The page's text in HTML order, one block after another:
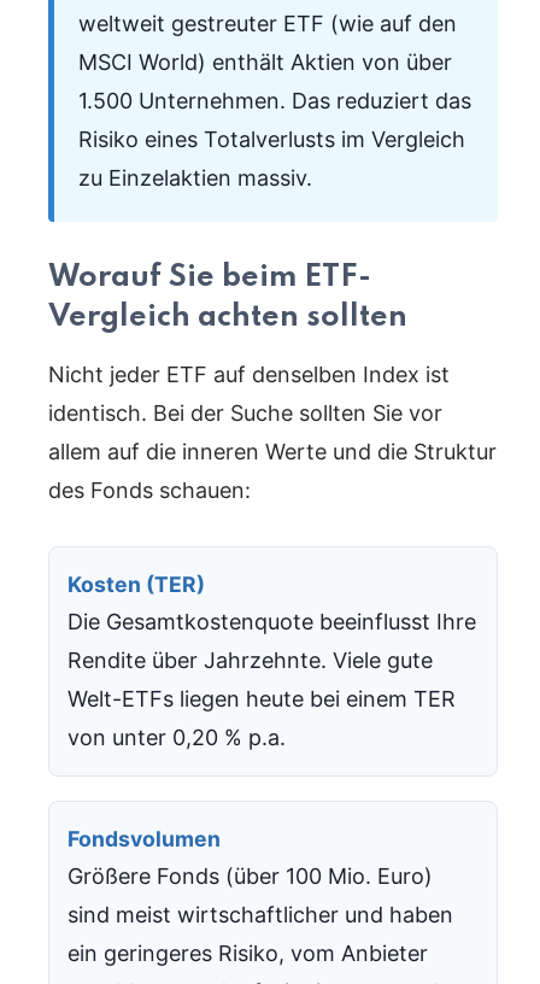
weltweit gestreuter ETF (wie auf den
MSCI World) enthält Aktien von über
1.500 Unternehmen. Das reduziert das
Risiko eines Totalverlusts im Vergleich
zu Einzelaktien massiv.
Worauf Sie beim ETF-
Vergleich achten sollten
Nicht jeder ETF auf denselben Index ist
identisch. Bei der Suche sollten Sie vor
allem auf die inneren Werte und die Struktur
des Fonds schauen:
Kosten (TER)
Die Gesamtkostenquote beeinflusst Ihre
Rendite über Jahrzehnte. Viele gute
Welt-ETFs liegen heute bei einem TER
von unter 0,20 % p.a.
Fondsvolumen
Größere Fonds (über 100 Mio. Euro)
sind meist wirtschaftlicher und haben
ein geringeres Risiko, vom Anbieter